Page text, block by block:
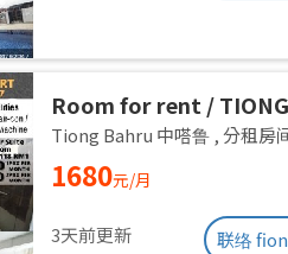
Room for rent /
room / 1pax stay /
Tiong Bahru 中嗒鲁 ,分租房
1680元/月
3天前更新 联络